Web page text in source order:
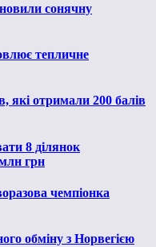
сонячну
тепличне
які отримали 200 балів
8 ділянок
млн грн
чемпіонка
обміну з Норвегією